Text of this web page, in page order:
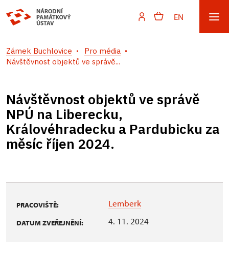
EN
Zámek Buchlovice
Pro média
Návštěvnost objektů ve správě...
Návštěvnost objektů ve správě
NPÚ na Liberecku,
Královéhradecku a Pardubicku za
měsíc říjen 2024.
PRACOVIŠTĚ: Lemberk
DATUM ZVEŘEJNĚNÍ: 4. 11. 2024